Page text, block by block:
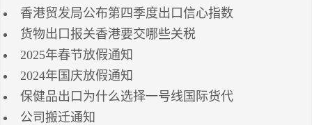
香港贸发局公布第四季度出口信心指数
货物出口报关香港要交哪些关税
2025年春节放假通知
2024年国庆放假通知
保健品出口为什么选择一号线国际货代
公司搬迁通知